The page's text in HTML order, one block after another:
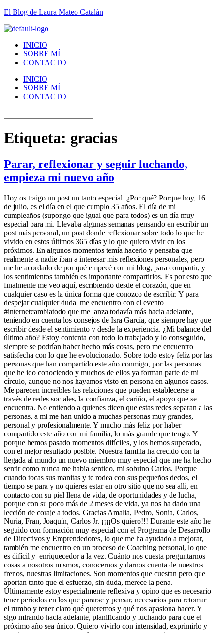
El Blog de Laura Mateo Catalán
INICIO
SOBRE MÍ
CONTACTO
INICIO
SOBRE MÍ
CONTACTO
Etiqueta: gracias
Parar, reflexionar y seguir luchando,
empieza mi nuevo año
Hoy os traigo un post un tanto especial. ¿Por qué? Porque hoy, 16
de julio, es el día en el que cumplo 35 años. El día de mi
cumpleaños (supongo que igual que para todos) es un día muy
especial para mi. Llevaba algunas semanas pensando en escribir un
post más personal, un post donde reflexionar sobre todo lo que he
vivido en estos últimos 365 días y lo que quiero vivir en los
próximos. En algunos momentos temía hacerlo y pensaba que
realmente a nadie iban a interesar mis reflexiones personales, pero
me he acordado de por qué empecé con mi blog, para compartir, y
los sentimientos también es importante compartirlos. Es por esto que
finalmente me veo aquí, escribiendo desde el corazón, que en
cualquier caso es la única forma que conozco de escribir. Y para
despejar cualquier duda, me encuentro con el evento
#internetcambiatodo que me lanza todavía más hacia adelante,
teniendo en cuenta los consejos de Isra García, que siempre hay que
escribir desde el sentimiento y desde la experiencia. ¿Mi balance del
último año? Estoy contenta con todo lo trabajado y lo conseguido,
siempre se podrían haber hecho más cosas, pero me encuentro
satisfecha con lo que he evolucionado. Sobre todo estoy feliz por las
personas que han compartido este año conmigo, por las personas
que he ido conociendo y muchos de ellos ya forman parte de mi
círculo, aunque no nos hayamos visto en persona en algunos casos.
Me parecen increíbles las relaciones que pueden establecerse a
través de redes sociales, la confianza, el cariño, el apoyo que se
encuentra. No entiendo a quienes dicen que estas redes separan a las
personas, a mi me han unido a muchas personas muy grandes,
personal y profesionalmente. Y mucho más feliz por haber
compartido este año con mi familia, lo más grande que tengo. Y
porque hemos pasado momentos difíciles, y los hemos superado,
con el mejor resultado posible. Nuestra familia ha crecido con la
llegada al mundo un nuevo miembro muy especial que me ha hecho
sentir como nunca me había sentido, mi sobrino Carlos. Porque
cuando tocas sus manitas y te rodea con sus pequeños dedos, el
tiempo se para y no quieres estar en otro sitio que no sea allí, en
contacto con su piel llena de vida, de oportunidades y de lucha,
porque con su poco más de 2 meses de vida, ya nos ha dado una
lección de coraje a todos. Gracias Amalia, Pedro, Sonia, Carlos,
Nuria, Fran, Joaquín, Carlos Jr. ¡¡¡¡Os quiero!!! Durante este año he
seguido con formación muy especial con el Programa de Desarrollo
de Directivos y Emprendedores, lo que me ha ayudado a mejorar,
también me encuentro en un proceso de Coaching personal, lo que
es difícil y enriquecedor a la vez. Cuánto nos cuesta preguntarnos
cosas a nosotros mismos, conocernos y darnos cuenta de nuestros
frenos, nuestras limitaciones. Son momentos que cuestan pero que
aportan tanto que el esfuerzo, sin duda, merece la pena.
Últimamente estoy especialmente reflexiva y opino que es necesario
tener periodos en los que pararse y pensar, necesarios para retomar
el rumbo y tener claro qué queremos y qué nos apasiona hacer. Y
sigo mirando hacia adelante, planificando y luchando para que el
próximo año sea único. Quiero vivirlo con intensidad, exprimirlo y